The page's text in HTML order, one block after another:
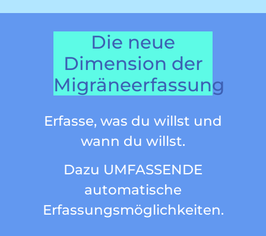
Die neue
Dimension der
Migräneerfassung
Erfasse, was du willst und
wann du willst.
Dazu UMFASSENDE
automatische
Erfassungsmöglichkeiten.